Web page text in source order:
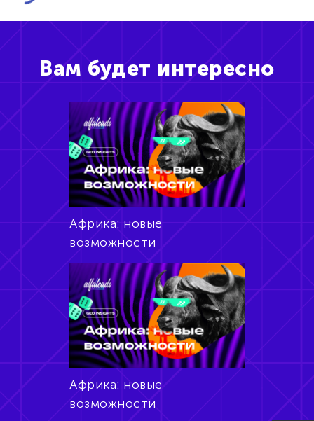
Вам будет интересно
Африка: новые
возможности
Африка: новые
возможности